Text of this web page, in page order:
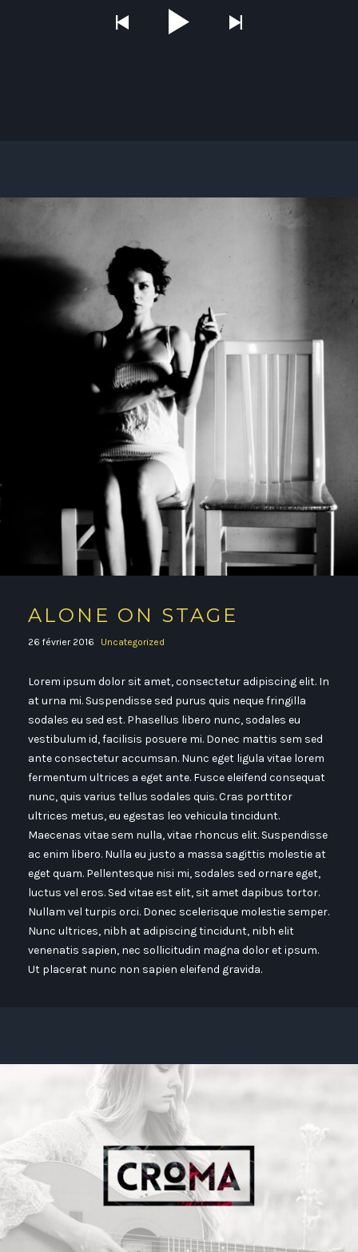
ALONE ON STAGE
26 février 2016 Uncategorized
Lorem ipsum dolor sit amet, consectetur adipiscing elit. In
at urna mi. Suspendisse sed purus quis neque fringilla
sodales eu sed est. Phasellus libero nunc, sodales eu
vestibulum id, facilisis posuere mi. Donec mattis sem sed
ante consectetur accumsan. Nunc eget ligula vitae lorem
fermentum ultrices a eget ante. Fusce eleifend consequat
nunc, quis varius tellus sodales quis. Cras porttitor
ultrices metus, eu egestas leo vehicula tincidunt.
Maecenas vitae sem nulla, vitae rhoncus elit. Suspendisse
ac enim libero. Nulla eu justo a massa sagittis molestie at
eget quam. Pellentesque nisi mi, sodales sed ornare eget,
luctus vel eros. Sed vitae est elit, sit amet dapibus tortor.
Nullam vel turpis orci. Donec scelerisque molestie semper.
Nunc ultrices, nibh at adipiscing tincidunt, nibh elit
venenatis sapien, nec sollicitudin magna dolor et ipsum.
Ut placerat nunc non sapien eleifend gravida.